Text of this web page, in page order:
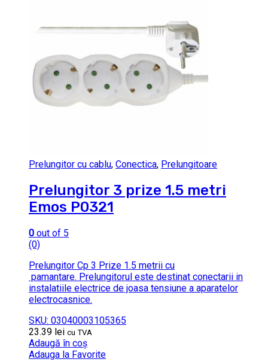
Prelungitor cu cablu, Conectica, Prelungitoare
Prelungitor 3 prize 1.5 metri
Emos P0321
0 out of 5
(0)
Prelungitor Cp 3 Prize 1.5 metrii cu
pamantare. Prelungitorul este destinat conectarii in
instalatiile electrice de joasa tensiune a aparatelor
electrocasnice.
SKU: 03040003105365
23.39 lei cu TVA
Adaugă în coș
Adauga la Favorite